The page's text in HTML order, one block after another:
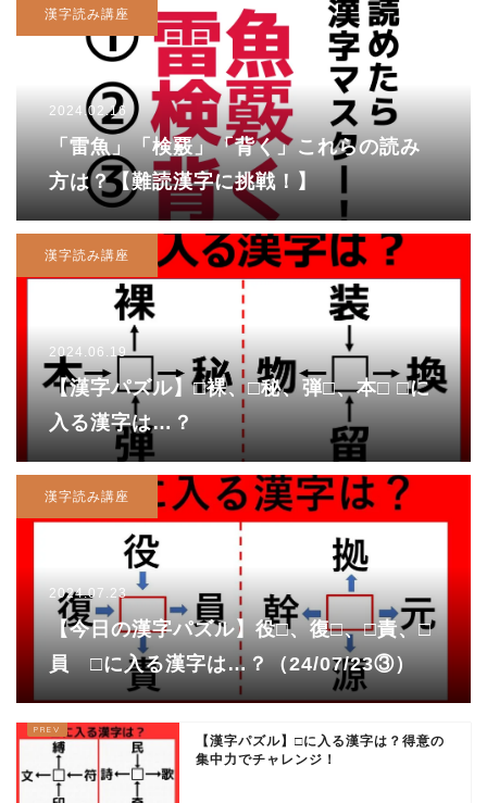
漢字読み講座
2024.02.16
「雷魚」「検覈」「背く」これらの読み
方は？【難読漢字に挑戦！】
漢字読み講座
2024.06.19
【漢字パズル】□裸、□秘、弾□、本□ □に
入る漢字は…？
漢字読み講座
2024.07.23
【今日の漢字パズル】役□、復□、□責、□
員 □に入る漢字は…？（24/07/23③）
【漢字パズル】□に入る漢字は？得意の
集中力でチャレンジ！